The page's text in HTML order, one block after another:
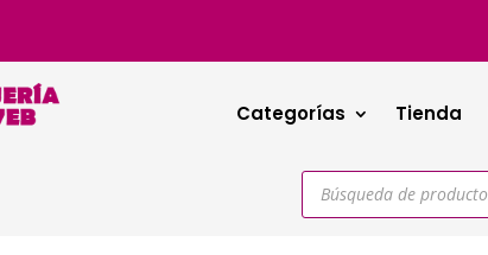
Categorías Tienda
Búsqueda
productos